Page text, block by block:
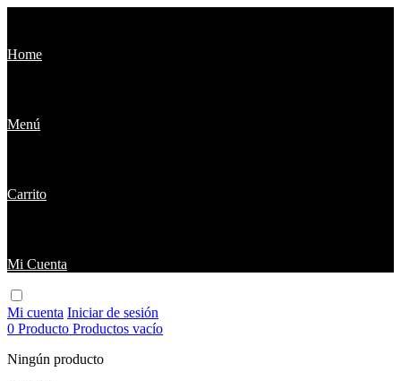
Home
Menú
Carrito
Mi Cuenta
Mi cuenta Iniciar de sesión
0 Producto Productos vacío
Ningún producto